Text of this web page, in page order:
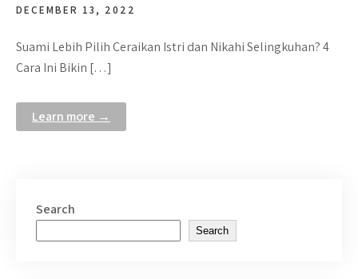
DECEMBER 13, 2022
Suami Lebih Pilih Ceraikan Istri dan Nikahi Selingkuhan? 4
Cara Ini Bikin […]
Learn more →
Search
Search